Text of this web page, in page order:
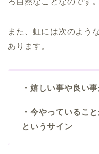
また、虹には次のよう
あります。
・嬉しい事や良い
・今やっているこ
というサイン